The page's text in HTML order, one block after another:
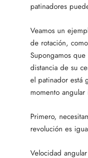
patinadores
Veamos un
de rotación,
Supongamos
distancia de su
el patinador está
momento
Primero,
revolución es
Velocidad